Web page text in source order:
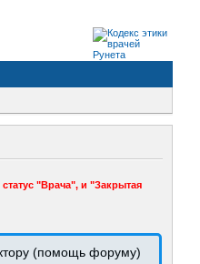
"Врача", и "Закрытая
(помощь форуму)